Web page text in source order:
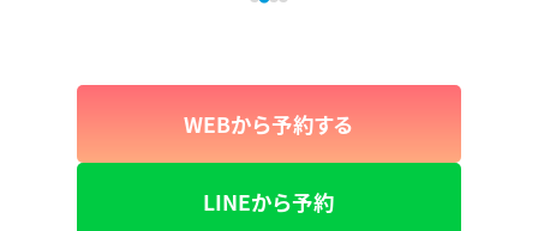
WEBから予約する
LINEから予約